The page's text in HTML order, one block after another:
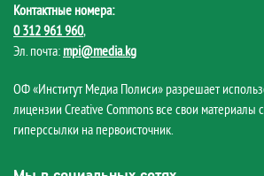
Контактные номера:
0 312 961 960,
Эл. почта: mpi@media.kg
ОФ «Институт Медиа Полиси» разрешает
лицензии Creative Commons все свои материалы
гиперссылки на первоисточник.